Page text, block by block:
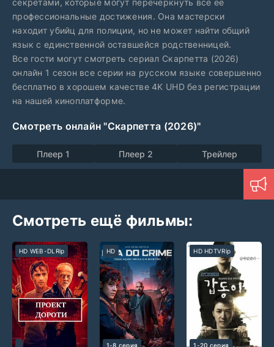
секретами, которые могут перечеркнуть все её
профессиональные достижения. Она мастерски
находит убийц для полиции, но не может найти общий
язык с единственной оставшейся родственницей.
Все гости могут смотреть сериал Скарпетта (2026)
онлайн 1 сезон все серии на русском языке совершенно
бесплатно в хорошем качестве 4K UHD без регистрации
на нашей киноплатформе.
Смотреть онлайн "Скарпетта (2026)"
Плеер 1 Плеер 2 Трейлер
Смотреть ещё фильмы:
HD WEB-DLRip HD
1-8 серия
HD HDTVRip
1-20 серия